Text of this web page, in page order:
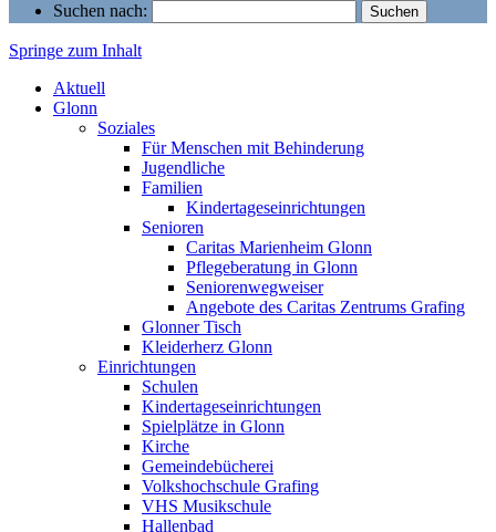
Suchen nach:
Markt Glonn
Springe zum Inhalt
Aktuell
Glonn
Soziales
Für Menschen mit Behinderung
Jugendliche
Familien
Kindertageseinrichtungen
Senioren
Caritas Marienheim Glonn
Pflegeberatung in Glonn
Seniorenwegweiser
Angebote des Caritas Zentrums Grafing
Glonner Tisch
Kleiderherz Glonn
Einrichtungen
Schulen
Kindertageseinrichtungen
Spielplätze in Glonn
Kirche
Gemeindebücherei
Volkshochschule Grafing
VHS Musikschule
Hallenbad